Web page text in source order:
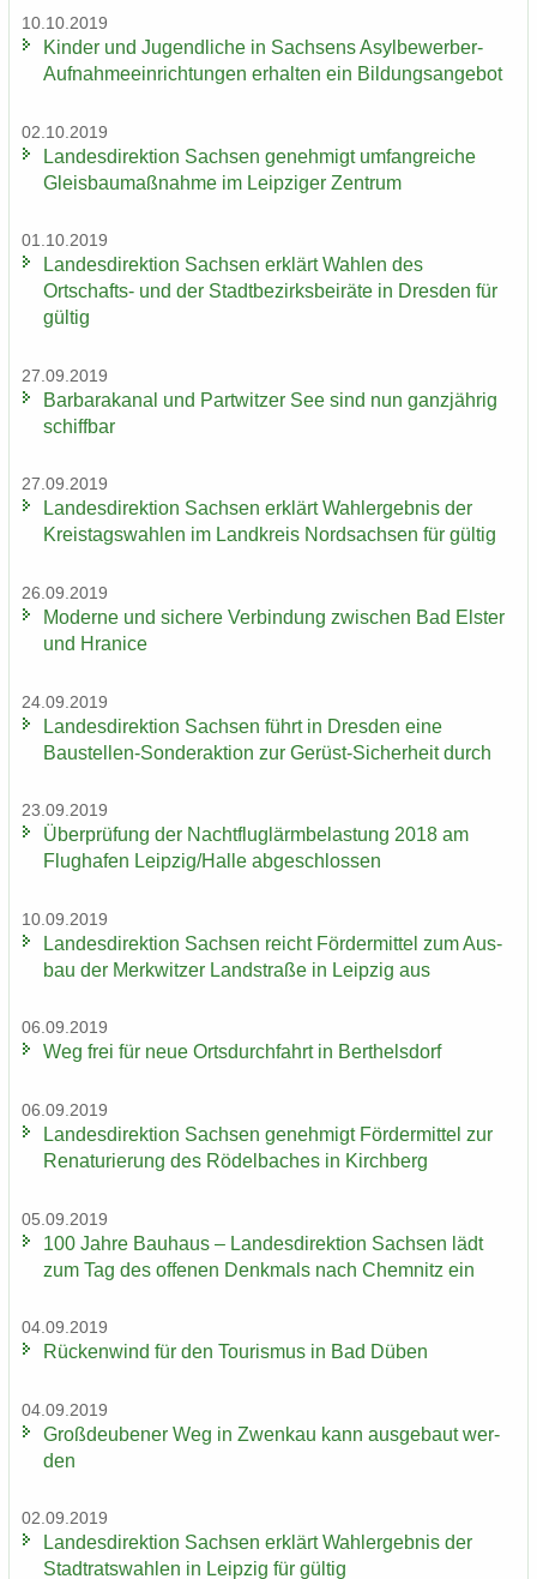
10.10.2019
Kin­der und Ju­gend­li­che in Sach­sens Asylbewerber-​
Aufnahmeeinrichtungen er­hal­ten ein Bil­dungs­an­ge­bot
02.10.2019
Lan­des­di­rek­ti­on Sach­sen ge­neh­migt um­fang­rei­che
Gleis­bau­maß­nah­me im Leip­zi­ger Zen­trum
01.10.2019
Lan­des­di­rek­ti­on Sach­sen er­klärt Wah­len des
Ortschafts-​ und der Stadt­be­zirks­bei­rä­te in Dres­den für
gül­tig
27.09.2019
Bar­ba­ra­ka­nal und Part­wit­zer See sind nun ganz­jäh­rig
schiff­bar
27.09.2019
Lan­des­di­rek­ti­on Sach­sen er­klärt Wahl­er­geb­nis der
Kreis­tags­wah­len im Land­kreis Nord­sach­sen für gül­tig
26.09.2019
Mo­der­ne und si­che­re Ver­bin­dung zwi­schen Bad Els­ter
und Hra­nice
24.09.2019
Lan­des­di­rek­ti­on Sach­sen führt in Dres­den eine
Baustellen-​Sonderaktion zur Gerüst-​Sicherheit durch
23.09.2019
Über­prü­fung der Nacht­flug­lärm­be­las­tung 2018 am
Flug­ha­fen Leip­zig/Halle ab­ge­schlos­sen
10.09.2019
Lan­des­di­rek­ti­on Sach­sen reicht För­der­mit­tel zum Aus­
bau der Merk­wit­zer Land­stra­ße in Leip­zig aus
06.09.2019
Weg frei für neue Orts­durch­fahrt in Bert­hels­dorf
06.09.2019
Lan­des­di­rek­ti­on Sach­sen ge­neh­migt För­der­mit­tel zur
Re­na­tu­rie­rung des Rö­del­ba­ches in Kirch­berg
05.09.2019
100 Jahre Bau­haus – Lan­des­di­rek­ti­on Sach­sen lädt
zum Tag des of­fe­nen Denk­mals nach Chem­nitz ein
04.09.2019
Rü­cken­wind für den Tou­ris­mus in Bad Düben
04.09.2019
Groß­deu­be­ner Weg in Zwenkau kann aus­ge­baut wer­
den
02.09.2019
Lan­des­di­rek­ti­on Sach­sen er­klärt Wahl­er­geb­nis der
Stadt­rats­wah­len in Leip­zig für gül­tig